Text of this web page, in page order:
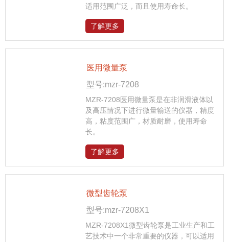
适用范围广泛，而且使用寿命长。
了解更多
医用微量泵
型号:mzr-7208
MZR-7208医用微量泵是在非润滑液体以
及高压情况下进行微量输送的仪器，精度
高，粘度范围广，材质耐磨，使用寿命
长。
了解更多
微型齿轮泵
型号:mzr-7208X1
MZR-7208X1微型齿轮泵是工业生产和工
艺技术中一个非常重要的仪器，可以适用